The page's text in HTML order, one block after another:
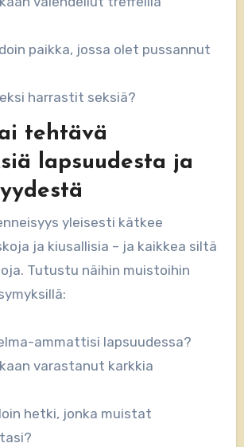
paikka, jossa olet pussannut
harrastit seksiä?
tehtävä
lapsuudesta ja
yleisesti kätkee
ja kiusallisia – ja kaikkea siltä
Tutustu näihin muistoihin
ammattisi lapsuudessa?
varastanut karkkia
hetki, jonka muistat